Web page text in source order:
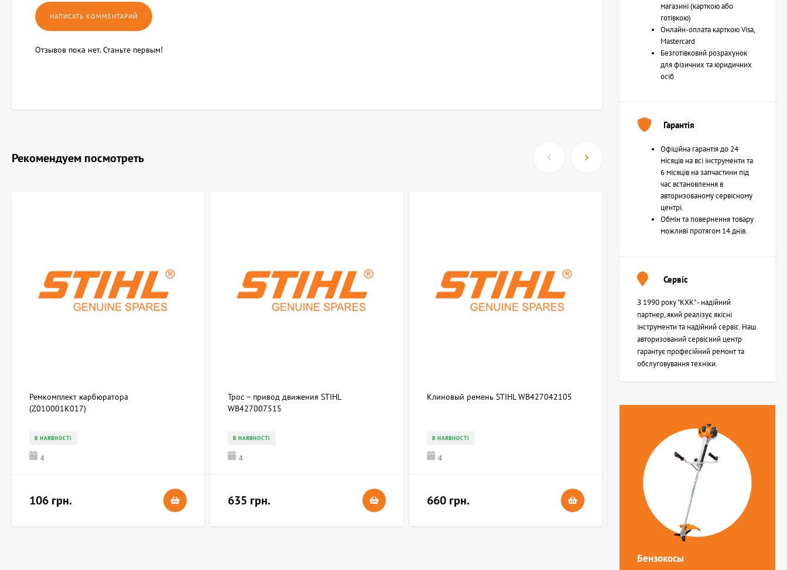
Отзывов пока нет. Станьте первым!
Рекомендуем посмотреть
Ремкомплект карбюратора
(Z010001K017)
В НАЯВНОСТІ
4
106 грн.
Трос – привод движения STIHL
WB427007515
В НАЯВНОСТІ
4
635 грн.
Клиновый ремень STIHL WB427042105
В НАЯВНОСТІ
4
660 грн.
В НАЯВНОСТІ
24 грн.
магазині (карткою або
готівкою)
Онлайн-оплата карткою Visa,
Mastercard
Безготівковий розрахунок
для фізичних та юридичних
осіб
Гарантія
Офіційна гарантія до 24
місяців на всі інструменти та
6 місяців на запчастини під
час встановлення в
авторизованому сервісному
центрі.
Обмін та повернення товару
можливі протягом 14 днів.
Сервіс
З 1990 року "КХК" - надійний
партнер, який реалізує якісні
інструменти та надійний сервіс. Наш
авторизований сервісний центр
гарантує професійний ремонт та
обслуговування техніки.
Бензокосы